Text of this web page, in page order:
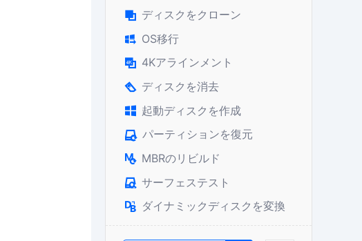
 ディスクをクローン
 OS移行
 4Kアラインメント
 ディスクを消去
 起動ディスクを作成
 パーティションを復元
 MBRのリビルド
 サーフェステスト
 ダイナミックディスクを変換